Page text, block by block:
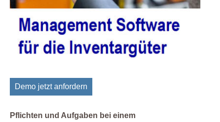
Demo jetzt anfordern
Pflichten und Aufgaben bei einem